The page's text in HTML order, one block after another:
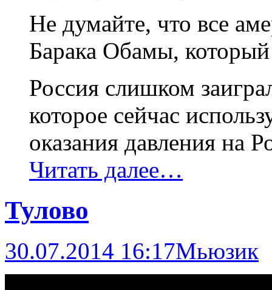
Не думайте, что все
Барака Обамы, который
Россия слишком
которое сейчас
оказания давления на
Читать далее…
Тулово
30.07.2014 16:17Мьюзик